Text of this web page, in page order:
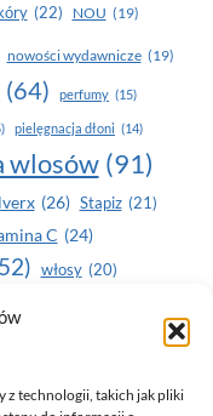
z technologii, takich jak pliki
(22) NOU (19)
nowości wydawnicze (19)
(64) perfumy (15)
pielęgnacja dłoni (14)
wlosów (91)
(26) Stapiz (21)
C (24)
włosy (20)
zęby